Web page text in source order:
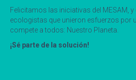
Felicitamos las iniciativas del MESAM,
ecologistas que unieron esfuerzos por
compete a todos: Nuestro Planeta.
¡Sé parte de la solución!